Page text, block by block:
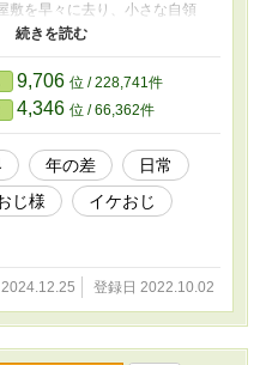
敷を早々に去り、小さな自領
味の絵を描いて暮らしてい
には才能があったようで、画
こそこ売れていた。 王国には
あるため、いずれは自分が婿
ぐことになると思っていたの
例は無視して異母妹が男爵家
しい。アメリアは今後の進退
けなくなった。 そんな時、彼
伯領から婚姻の申し込みがく
た相手は、国の英雄と呼ばれ
える人物だ。 （なんでわたし
ないが、身分差もあり断るこ
はいえ特に悲観することもな
の辺境伯領へ発つのだった。 ╶
ことに書籍化させていただき
9,706 位 / 228,741件
4,346 位 / 66,362件
年の差
日常
じ様
イケおじ
登録日 2022.10.02